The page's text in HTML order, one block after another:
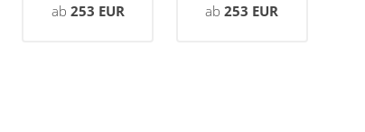
ab 253 EUR ab253 EUR